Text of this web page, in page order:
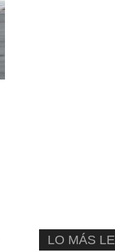
LO MÁS